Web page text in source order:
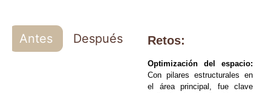
Antes Después Retos:
Optimización del espacio:
Con pilares estructurales en
el área principal, fue clave